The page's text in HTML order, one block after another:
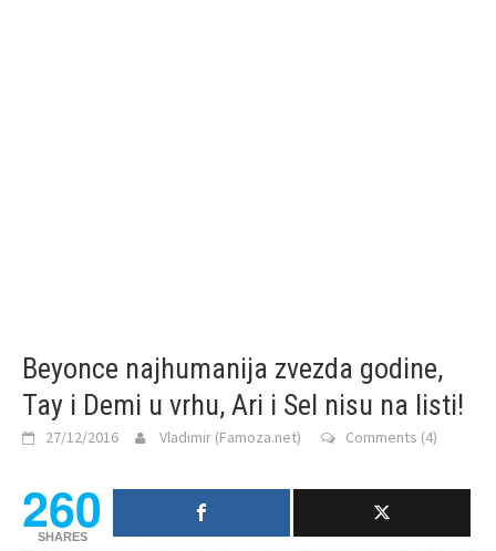
Beyonce najhumanija zvezda godine,
Tay i Demi u vrhu, Ari i Sel nisu na listi!
27/12/2016 Vladimir (Famoza.net) Comments (4)
260
SHARES